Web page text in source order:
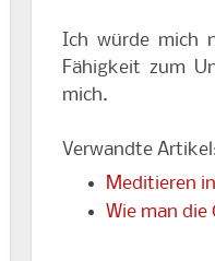
Ich würde mich
Fähigkeit zum
mich.
Verwandte
Meditieren
Wie man